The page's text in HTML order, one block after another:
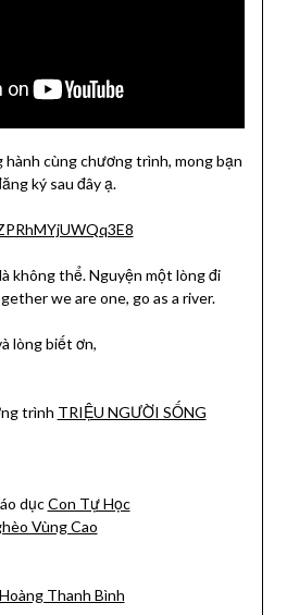
hành cùng chương trình, mong bạn
ký sau đây ạ.
không thể. Nguyện một lòng đi
we are one, go as a river.
lòng biết ơn,
trình TRIỆU NGƯỜI SỐNG
dụcCon Tự Học
Vùng Cao
Hoàng Thanh Bình